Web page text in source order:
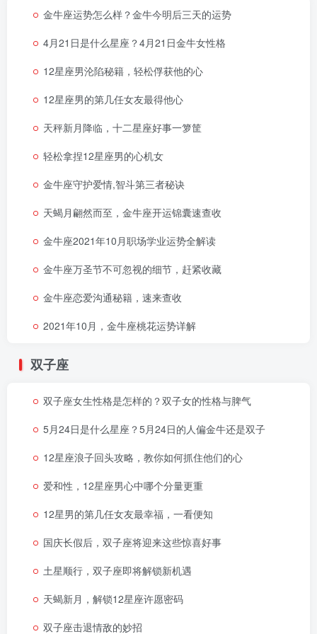
金牛座运势怎么样？金牛今明后三天的运势
4月21日是什么星座？4月21日金牛女性格
12星座男沦陷秘籍，轻松俘获他的心
12星座男的第几任女友最得他心
天秤新月降临，十二星座好事一箩筐
轻松拿捏12星座男的心机女
金牛座守护爱情,智斗第三者秘诀
天蝎月翩然而至，金牛座开运锦囊速查收
金牛座2021年10月职场学业运势全解读
金牛座万圣节不可忽视的细节，赶紧收藏
金牛座恋爱沟通秘籍，速来查收
2021年10月，金牛座桃花运势详解
双子座
双子座女生性格是怎样的？双子女的性格与脾气
5月24日是什么星座？5月24日的人偏金牛还是双子
12星座浪子回头攻略，教你如何抓住他们的心
爱和性，12星座男心中哪个分量更重
12星男的第几任女友最幸福，一看便知
国庆长假后，双子座将迎来这些惊喜好事
土星顺行，双子座即将解锁新机遇
天蝎新月，解锁12星座许愿密码
双子座击退情敌的妙招